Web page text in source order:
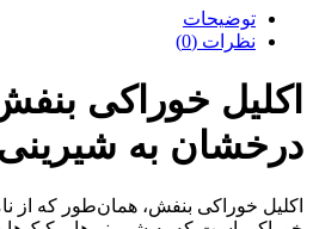
توضیحات
نظرات (0)
اکلیل خوراکی
درخشان به
اکلیل خوراکی بنفش، همان‌طور که از